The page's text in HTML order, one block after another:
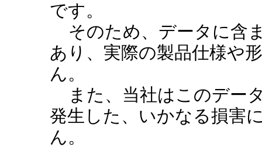
です。
そのため、データに含
あり、実際の製品仕様や
ん。
また、当社はこのデー
発生した、いかなる損害
ん。